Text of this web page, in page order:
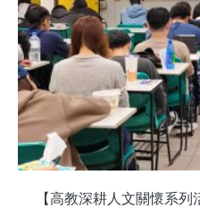
【高教深耕人文關懷系